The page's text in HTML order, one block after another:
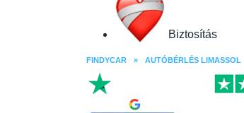
Biztosítás
FINDYCAR » AUTÓBÉRLÉS LIMASSOL